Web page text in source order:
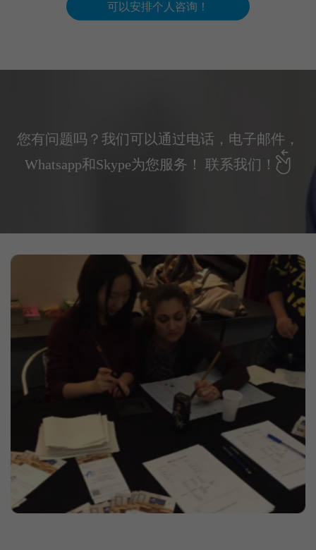
可以安排个人咨询！
您有问题吗？我们可以通过电话，电子邮件，
Whatsapp和Skype为您服务！联系我们！